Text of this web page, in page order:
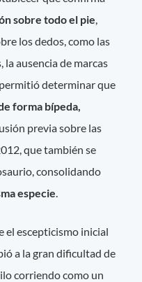
sobre todo el pie
los dedos, como las
la ausencia de marcas
determinar que
forma bípeda,
previa sobre las
que también se
consolidando
especie
el escepticismo inicial
a la gran dificultad de
corriendo como un